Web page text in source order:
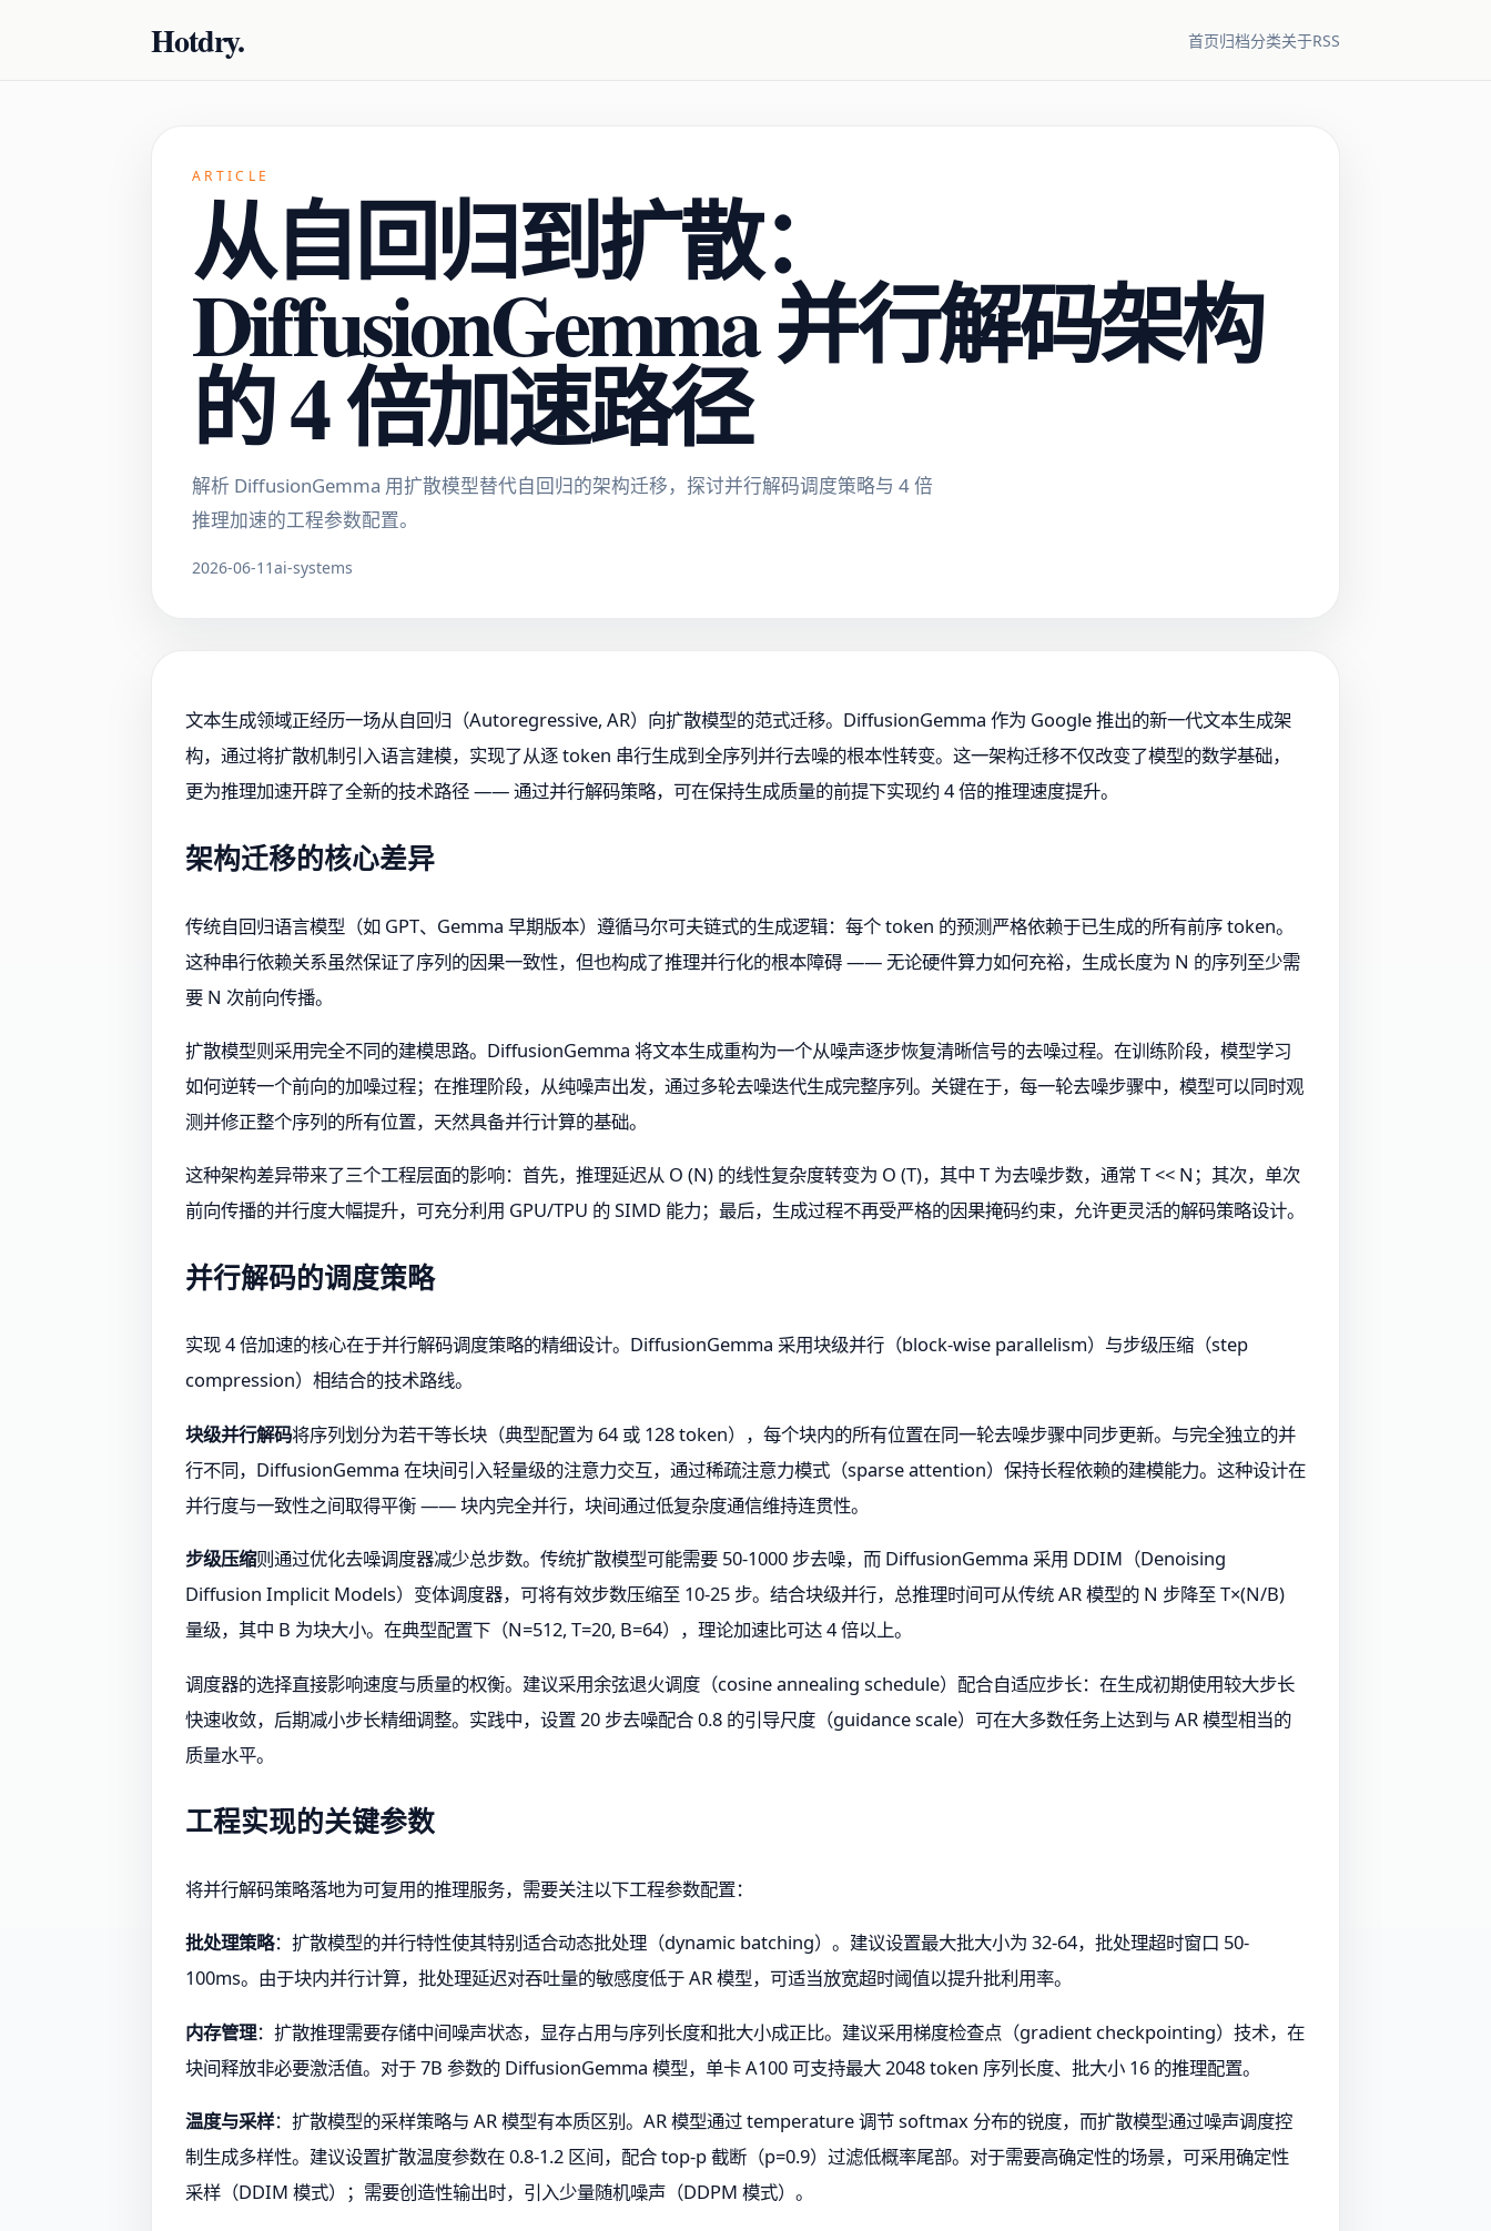
Hotdry. 首页归档分类关于RSS
ARTICLE
从自回归到扩散：
DiffusionGemma 并行解码架构
的 4 倍加速路径
解析 DiffusionGemma 用扩散模型替代自回归的架构迁移，探讨并行解码调度策略与 4 倍
推理加速的工程参数配置。
2026-06-11ai-systems
文本生成领域正经历一场从自回归（Autoregressive, AR）向扩散模型的范式迁移。DiffusionGemma 作为 Google 推出的新一代文本生成架
构，通过将扩散机制引入语言建模，实现了从逐 token 串行生成到全序列并行去噪的根本性转变。这一架构迁移不仅改变了模型的数学基础，
更为推理加速开辟了全新的技术路径 —— 通过并行解码策略，可在保持生成质量的前提下实现约 4 倍的推理速度提升。
架构迁移的核心差异
传统自回归语言模型（如 GPT、Gemma 早期版本）遵循马尔可夫链式的生成逻辑：每个 token 的预测严格依赖于已生成的所有前序 token。
这种串行依赖关系虽然保证了序列的因果一致性，但也构成了推理并行化的根本障碍 —— 无论硬件算力如何充裕，生成长度为 N 的序列至少需
要 N 次前向传播。
扩散模型则采用完全不同的建模思路。DiffusionGemma 将文本生成重构为一个从噪声逐步恢复清晰信号的去噪过程。在训练阶段，模型学习
如何逆转一个前向的加噪过程；在推理阶段，从纯噪声出发，通过多轮去噪迭代生成完整序列。关键在于，每一轮去噪步骤中，模型可以同时观
测并修正整个序列的所有位置，天然具备并行计算的基础。
这种架构差异带来了三个工程层面的影响：首先，推理延迟从 O (N) 的线性复杂度转变为 O (T)，其中 T 为去噪步数，通常 T << N；其次，单次
前向传播的并行度大幅提升，可充分利用 GPU/TPU 的 SIMD 能力；最后，生成过程不再受严格的因果掩码约束，允许更灵活的解码策略设计。
并行解码的调度策略
实现 4 倍加速的核心在于并行解码调度策略的精细设计。DiffusionGemma 采用块级并行（block-wise parallelism）与步级压缩（step
compression）相结合的技术路线。
块级并行解码将序列划分为若干等长块（典型配置为 64 或 128 token），每个块内的所有位置在同一轮去噪步骤中同步更新。与完全独立的并
行不同，DiffusionGemma 在块间引入轻量级的注意力交互，通过稀疏注意力模式（sparse attention）保持长程依赖的建模能力。这种设计在
并行度与一致性之间取得平衡 —— 块内完全并行，块间通过低复杂度通信维持连贯性。
步级压缩则通过优化去噪调度器减少总步数。传统扩散模型可能需要 50-1000 步去噪，而 DiffusionGemma 采用 DDIM（Denoising
Diffusion Implicit Models）变体调度器，可将有效步数压缩至 10-25 步。结合块级并行，总推理时间可从传统 AR 模型的 N 步降至 T×(N/B)
量级，其中 B 为块大小。在典型配置下（N=512, T=20, B=64），理论加速比可达 4 倍以上。
调度器的选择直接影响速度与质量的权衡。建议采用余弦退火调度（cosine annealing schedule）配合自适应步长：在生成初期使用较大步长
快速收敛，后期减小步长精细调整。实践中，设置 20 步去噪配合 0.8 的引导尺度（guidance scale）可在大多数任务上达到与 AR 模型相当的
质量水平。
工程实现的关键参数
将并行解码策略落地为可复用的推理服务，需要关注以下工程参数配置：
批处理策略：扩散模型的并行特性使其特别适合动态批处理（dynamic batching）。建议设置最大批大小为 32-64，批处理超时窗口 50-
100ms。由于块内并行计算，批处理延迟对吞吐量的敏感度低于 AR 模型，可适当放宽超时阈值以提升批利用率。
内存管理：扩散推理需要存储中间噪声状态，显存占用与序列长度和批大小成正比。建议采用梯度检查点（gradient checkpointing）技术，在
块间释放非必要激活值。对于 7B 参数的 DiffusionGemma 模型，单卡 A100 可支持最大 2048 token 序列长度、批大小 16 的推理配置。
温度与采样：扩散模型的采样策略与 AR 模型有本质区别。AR 模型通过 temperature 调节 softmax 分布的锐度，而扩散模型通过噪声调度控
制生成多样性。建议设置扩散温度参数在 0.8-1.2 区间，配合 top-p 截断（p=0.9）过滤低概率尾部。对于需要高确定性的场景，可采用确定性
采样（DDIM 模式）；需要创造性输出时，引入少量随机噪声（DDPM 模式）。